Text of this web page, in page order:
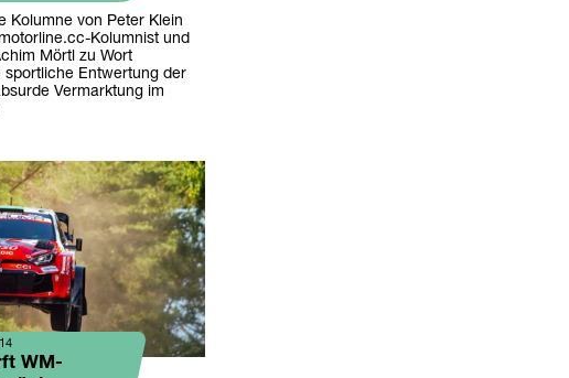
Kolumne von Peter Klein
Kolumnist und
Mörtl zu Wort
sportliche Entwertung der
Vermarktung im
WM-